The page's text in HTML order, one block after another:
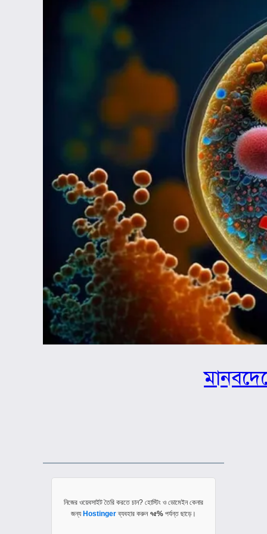
নিজের ওয়েবসাইট তৈরি করতে চান? হোস্টিং ও ডোমেইন কেনার
জন্যHostingerব্যবহার করুন ৭৫% পর্যন্ত ছাড়ে।